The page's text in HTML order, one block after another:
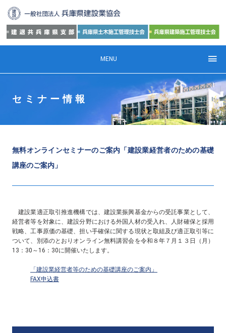
MENU
セミナー情報
無料オンラインセミナーのご案内「建設業経営者のための基礎
講座のご案内」
建設業適正取引推進機構では、建設業振興基金からの受託事業として、
経営者等を対象に、建設分野における外国人材の受入れ、人財確保と採用
戦略、工事原価の基礎、担い手確保に関する現状と取組及び適正取引等に
ついて、別添のとおりオンライン無料講習会を令和８年７月１３日（月）
13 ： 30 ～ 16 ： 30に開催いたします。
「建設業経営者等のための基礎講座のご案内」
FAX申込書